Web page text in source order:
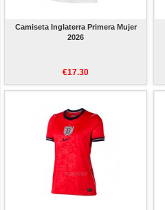
Camiseta Inglaterra Primera Mujer
2026
€17.30